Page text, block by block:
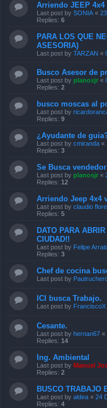
Arriendo JEEP 4x4
Last post by SONIA «
Replies: 6
PARA LOS QUE
ASESORIA)
Last post by TARZAN «
Busco Asesor de
Last post by planosjr «
Replies: 2
busco moscas al
Last post by
Replies: 9
¿Ayudante de
Last post by cmiranda «
Replies: 3
Se Busca
Last post by planosjr «
Replies: 12
Arriendo Jeep 4x4
Last post by claudio
Replies: 5
DATO PARA
CIUDAD!!
Last post by Felipe
Replies: 3
Chef de cocina
Last post by
ICI busca Trabajo.
Last post by FranciscoX
Cesante.
Last post by hernan67 «
Replies: 14
Ing. Ambiental
Last post by Manuel
Replies: 2
BUSCO TRABAJO
Last post by aldea « 24
Replies: 4